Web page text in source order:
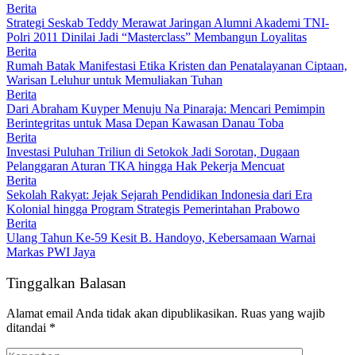
Berita
Strategi Seskab Teddy Merawat Jaringan Alumni Akademi TNI-
Polri 2011 Dinilai Jadi “Masterclass” Membangun Loyalitas
Berita
Rumah Batak Manifestasi Etika Kristen dan Penatalayanan Ciptaan,
Warisan Leluhur untuk Memuliakan Tuhan
Berita
Dari Abraham Kuyper Menuju Na Pinaraja: Mencari Pemimpin
Berintegritas untuk Masa Depan Kawasan Danau Toba
Berita
Investasi Puluhan Triliun di Setokok Jadi Sorotan, Dugaan
Pelanggaran Aturan TKA hingga Hak Pekerja Mencuat
Berita
Sekolah Rakyat: Jejak Sejarah Pendidikan Indonesia dari Era
Kolonial hingga Program Strategis Pemerintahan Prabowo
Berita
Ulang Tahun Ke-59 Kesit B. Handoyo, Kebersamaan Warnai
Markas PWI Jaya
Tinggalkan Balasan
Alamat email Anda tidak akan dipublikasikan. Ruas yang wajib
ditandai *